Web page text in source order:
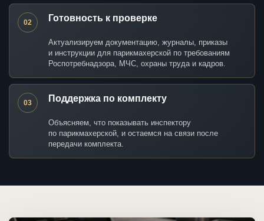
02 Готовность к проверке
Актуализируем документацию, журналы, приказы
и инструкции для парикмахерской по требованиям
Роспотребнадзора, МЧС, охраны труда и кадров.
03 Поддержка по комплекту
Объясняем, что показывать инспектору
по парикмахерской, и остаемся на связи после
передачи комплекта.